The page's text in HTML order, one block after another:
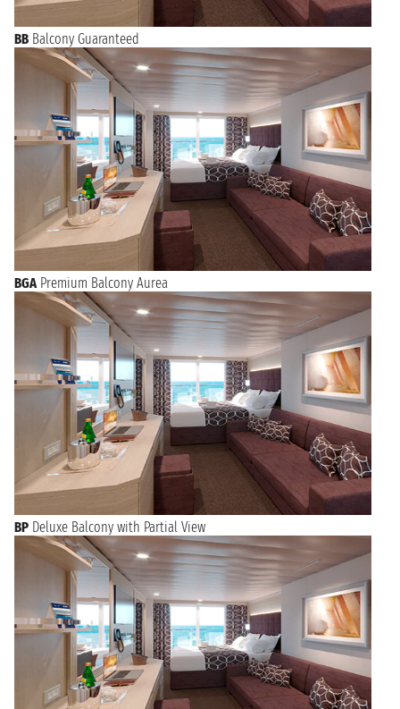
BB Balcony Guaranteed
BGA Premium Balcony Aurea
BP Deluxe Balcony with Partial View